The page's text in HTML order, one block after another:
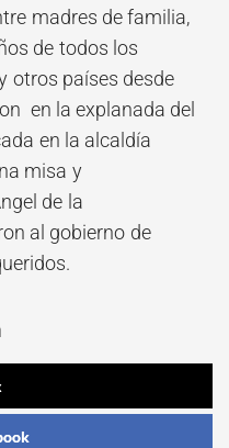
madres de familia,
de todos los
otros países desde
en la explanada del
en la alcaldía
misa y
de la
al gobierno de